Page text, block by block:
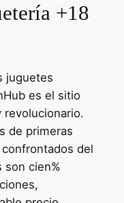
+18
juguetes
es el sitio
revolucionario.
de primeras
del
son cien%